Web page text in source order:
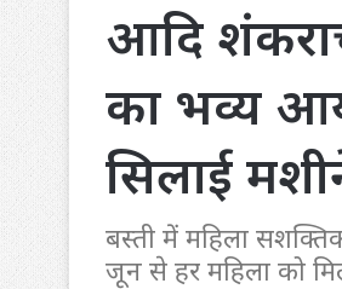
आदि
का भव्य
सिलाई
बस्ती में महिला
जून से हर महिला को